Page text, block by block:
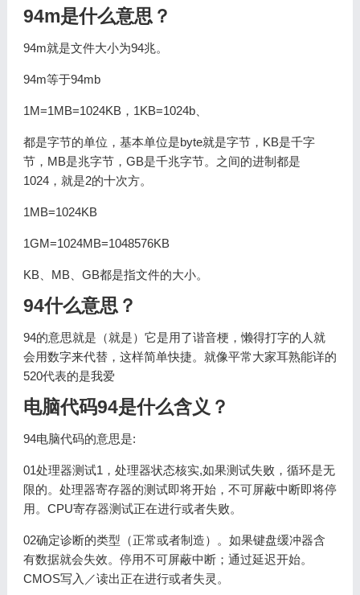
94m是什么意思？
94m就是文件大小为94兆。
94m等于94mb
1M=1MB=1024KB，1KB=1024b、
都是字节的单位，基本单位是byte就是字节，KB是千字
节，MB是兆字节，GB是千兆字节。之间的进制都是
1024，就是2的十次方。
1MB=1024KB
1GM=1024MB=1048576KB
KB、MB、GB都是指文件的大小。
94什么意思？
94的意思就是（就是）它是用了谐音梗，懒得打字的人就
会用数字来代替，这样简单快捷。就像平常大家耳熟能详的
520代表的是我爱
电脑代码94是什么含义？
94电脑代码的意思是:
01处理器测试1，处理器状态核实,如果测试失败，循环是无
限的。处理器寄存器的测试即将开始，不可屏蔽中断即将停
用。CPU寄存器测试正在进行或者失败。
02确定诊断的类型（正常或者制造）。如果键盘缓冲器含
有数据就会失效。停用不可屏蔽中断；通过延迟开始。
CMOS写入／读出正在进行或者失灵。